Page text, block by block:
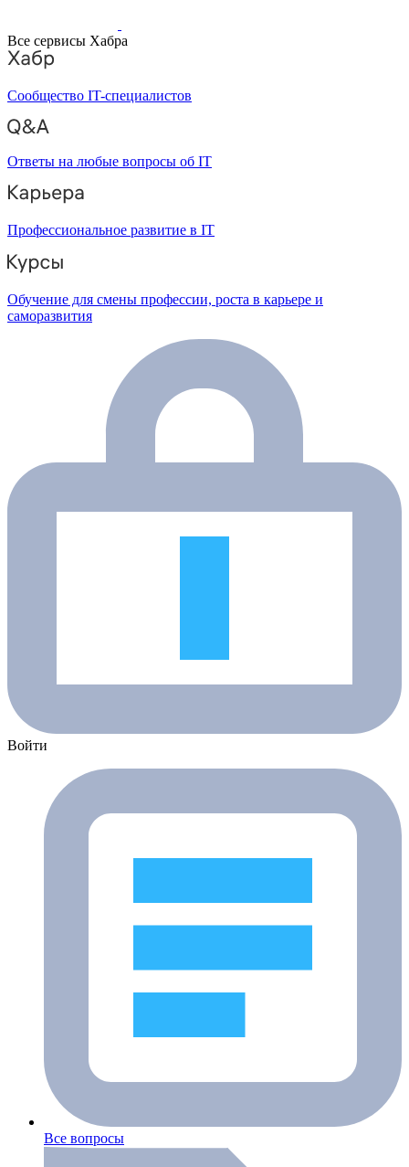
Все сервисы Хабра
Сообщество IT-специалистов
Ответы на любые вопросы об IT
Профессиональное развитие в IT
Обучение для смены профессии, роста в карьере и
саморазвития
Войти
Все вопросы